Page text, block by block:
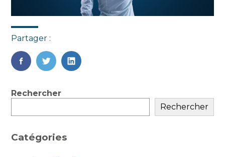
Partager :
FaceBook
TwitterLinkedIn
Blog
Rechercher
Rechercher
Catégories